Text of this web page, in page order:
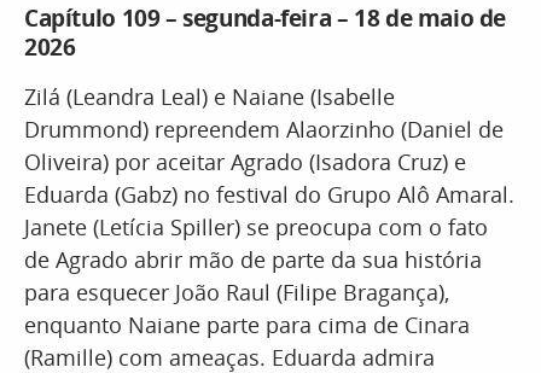
Capítulo 109 – segunda-feira – 18 de maio de
2026
Zilá (Leandra Leal) e Naiane (Isabelle
Drummond) repreendem Alaorzinho (Daniel de
Oliveira) por aceitar Agrado (Isadora Cruz) e
Eduarda (Gabz) no festival do Grupo Alô Amaral.
Janete (Letícia Spiller) se preocupa com o fato
de Agrado abrir mão de parte da sua história
para esquecer João Raul (Filipe Bragança),
enquanto Naiane parte para cima de Cinara
(Ramille) com ameaças. Eduarda admira